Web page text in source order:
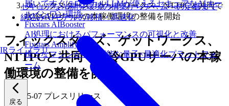
届いてすぐにローカルLLMが使えるセキュアなAIオー
ルインワン環境
Fixstars AIBooster
AI処理におけるパフォーマンスの可視化と改善
Fixstars Amplify
様々なマシンが利用可能な量子×最適化プラットフォ
ーム
戻る
セキュアなAI開発環境の構築からチームへの定着まで
組込みAIモデルの移植・高速化
IRライブラリ
フィックスターズ、ゲットワークス、NTTPCと共同で
水冷GPUサーバの本稼働環境の整備を開始
フィックスターズ、ゲットワークス、
NTTPCと共同で水冷GPUサーバの本稼
働環境の整備を開始
2025-05-07 プレスリリース